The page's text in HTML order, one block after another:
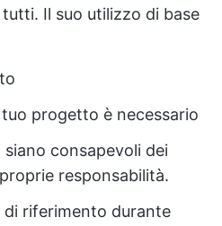
Il suo utilizzo di base
progetto è necessario
consapevoli dei
responsabilità.
di riferimento durante